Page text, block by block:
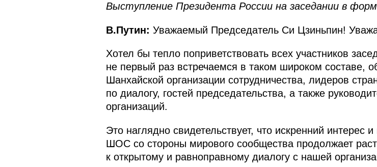
Выступление Президента России на заседании в
В.Путин: Уважаемый Председатель Си Цзиньпин!
Хотел бы тепло поприветствовать всех участников
не первый раз встречаемся в таком широком составе,
Шанхайской организации сотрудничества, лидеров
по диалогу, гостей председательства, а также
организаций.
Это наглядно свидетельствует, что искренний интерес
ШОС со стороны мирового сообщества продолжает
к открытому и равноправному диалогу с нашей